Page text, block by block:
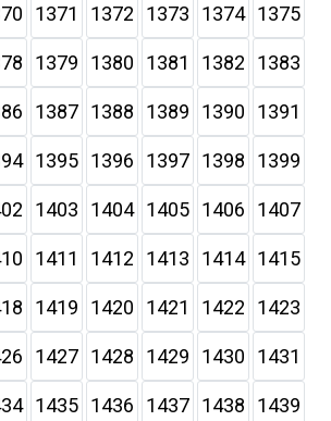
1371 1372 1373 1374 1375
1379 1380 1381 1382 1383
1387 1388 1389 1390 1391
1395 1396 1397 1398 1399
1403 1404 1405 1406 1407
1411 1412 1413 1414 1415
1419 1420 1421 1422 1423
1427 1428 1429 1430 1431
1435 1436 1437 1438 1439